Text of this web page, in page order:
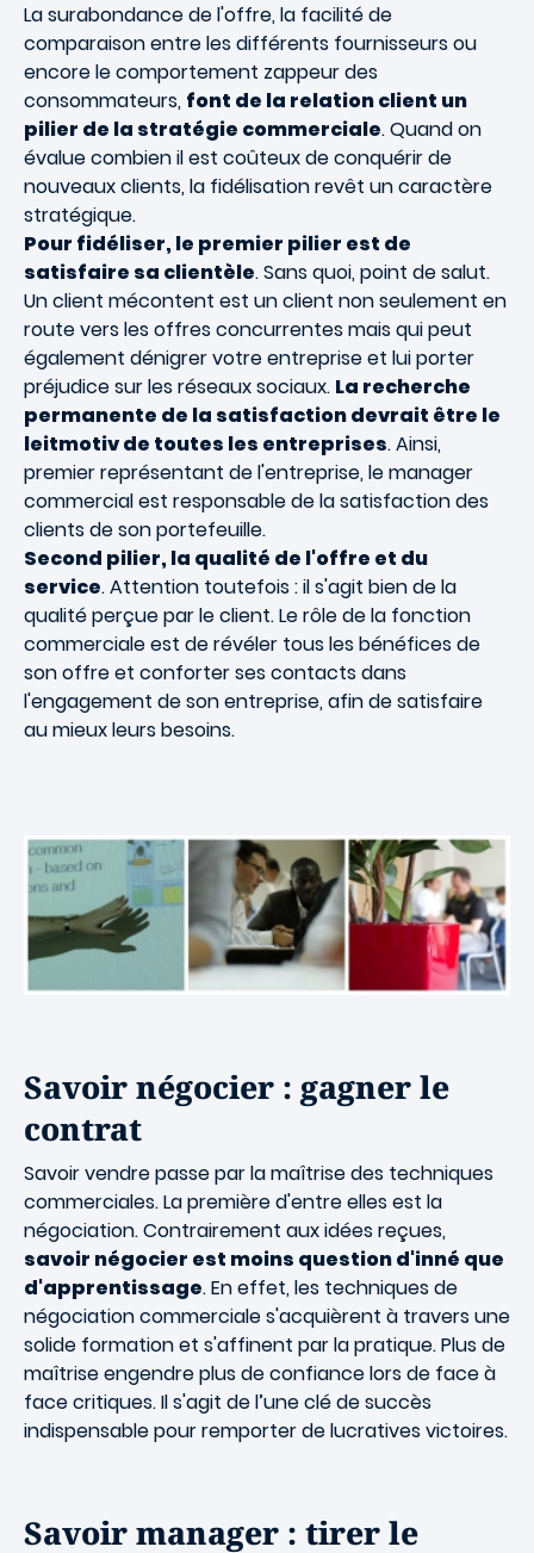
La surabondance de l'offre, la facilité de
comparaison entre les différents fournisseurs ou
encore le comportement zappeur des
consommateurs, font de la relation client un
pilier de la stratégie commerciale. Quand on
évalue combien il est coûteux de conquérir de
nouveaux clients, la fidélisation revêt un caractère
stratégique.
Pour fidéliser, le premier pilier est de
satisfaire sa clientèle. Sans quoi, point de salut.
Un client mécontent est un client non seulement en
route vers les offres concurrentes mais qui peut
également dénigrer votre entreprise et lui porter
préjudice sur les réseaux sociaux. La recherche
permanente de la satisfaction devrait être le
leitmotiv de toutes les entreprises. Ainsi,
premier représentant de l'entreprise, le manager
commercial est responsable de la satisfaction des
clients de son portefeuille.
Second pilier, la qualité de l'offre et du
service. Attention toutefois : il s'agit bien de la
qualité perçue par le client. Le rôle de la fonction
commerciale est de révéler tous les bénéfices de
son offre et conforter ses contacts dans
l'engagement de son entreprise, afin de satisfaire
au mieux leurs besoins.
Savoir négocier : gagner le
contrat
Savoir vendre passe par la maîtrise des techniques
commerciales. La première d'entre elles est la
négociation. Contrairement aux idées reçues,
savoir négocier est moins question d'inné que
d'apprentissage. En effet, les techniques de
négociation commerciale s'acquièrent à travers une
solide formation et s'affinent par la pratique. Plus de
maîtrise engendre plus de confiance lors de face à
face critiques. Il s'agit de l’une clé de succès
indispensable pour remporter de lucratives victoires.
Savoir manager : tirer le